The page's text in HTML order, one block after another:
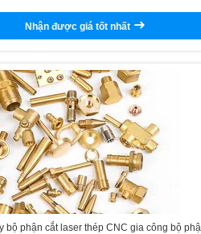
Nhận được giá tốt nhất
bộ phận cắt laser thép CNC gia công bộ